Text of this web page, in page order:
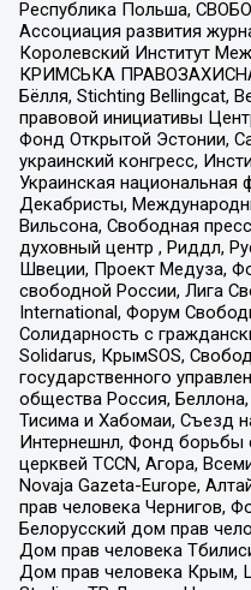
Республика Польша,
Ассоциация развития
Королевский Институт
КРИМСЬКА
Бёлля, Stichting Bellingcat,
правовой инициативы
Фонд Открытой Эстонии,
украинский конгресс,
Украинская
Декабристы,
Вильсона, Свободная
духовный центр , Риддл,
Швеции, Проект Медуза,
свободной России, Лига
International, Форум
Солидарность с
Solidarus, КрымSOS,
государственного
общества Россия,
Тисима и Хабомаи, Съезд
Интернешнл, Фонд борьбы
церквей TCCN, Агора,
Novaja Gazeta-Europe,
прав человека Чернигов,
Белорусский дом прав
Дом прав человека
Дом прав человека Крым,